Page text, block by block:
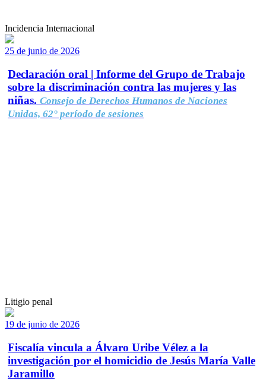
Incidencia Internacional
25 de junio de 2026
Declaración oral | Informe del Grupo de Trabajo
sobre la discriminación contra las mujeres y las
niñas. Consejo de Derechos Humanos de Naciones
Unidas, 62° período de sesiones
Litigio penal
19 de junio de 2026
Fiscalía vincula a Álvaro Uribe Vélez a la
investigación por el homicidio de Jesús María Valle
Jaramillo